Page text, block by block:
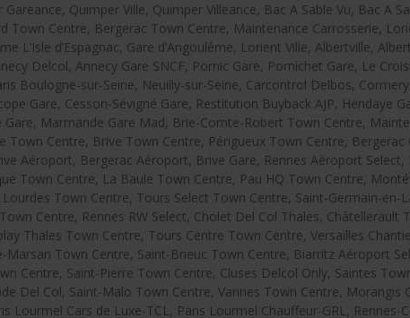
Gareance, Quimper Ville, Quimper Villeance, Bac A Sable Vu, Bac A
Town Centre, Bergerac Town Centre, Maintenance Carrosserie,
L’Isle d’Espagnac, Gare d’Angoulême, Lorient Ville, Albertville,
Delcol, Annecy Gare SNCF, Pornic Gare, Pornichet Gare, Le
Boulogne-sur-Seine, Neuilly-sur-Seine, Carcontrol Delbos,
Gare, Cesson-Sévigné Gare, Restitution Buyback AJP, Hendaye
Gare, Marmande Gare Mad, Brie-Comte-Robert Town Centre,
Town Centre, Brive Town Centre, Périgueux Town Centre, Bergerac
Aéroport, Bergerac Aéroport, Brive Gare, Rennes Aéroport Select,
Town Centre, La Baule Town Centre, Pau HQ Town Centre,
Lourdes Town Centre, Tours Select Town Centre, Saint-Germain-en-
Centre, Rennes RW Select, Cholet Del Col Thales, Châtellerault
Thales Town Centre, Tours Centre Town Centre, Versailles
Marsan Town Centre, Saint-Brieuc Town Centre, Biarritz Aéroport
Centre, Saint-Pierre Town Centre, Cluses Delcol Only, Saintes
Del Col, Saint-Malo Town Centre, Vannes Town Centre, Morangis
Lourmel Cars de Luxe-TCL, Paris Lourmel Chauffeur-GRL, Rennes-